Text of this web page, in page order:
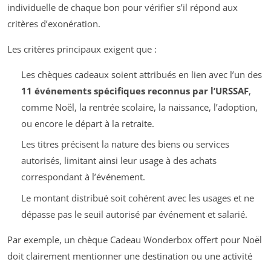
individuelle de chaque bon pour vérifier s’il répond aux
critères d’exonération.
Les critères principaux exigent que :
Les chèques cadeaux soient attribués en lien avec l’un des
11 événements spécifiques reconnus par l’URSSAF,
comme Noël, la rentrée scolaire, la naissance, l’adoption,
ou encore le départ à la retraite.
Les titres précisent la nature des biens ou services
autorisés, limitant ainsi leur usage à des achats
correspondant à l’événement.
Le montant distribué soit cohérent avec les usages et ne
dépasse pas le seuil autorisé par événement et salarié.
Par exemple, un chèque Cadeau Wonderbox offert pour Noël
doit clairement mentionner une destination ou une activité